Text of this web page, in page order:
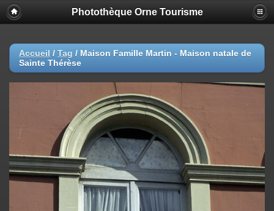
Photothèque Orne Tourisme
Accueil / Tag / Maison Famille Martin - Maison natale de
Sainte Thérèse